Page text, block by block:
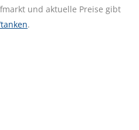
und aktuelle Preise gibt
.